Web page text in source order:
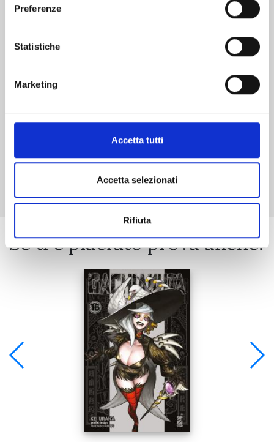
Preferenze
Statistiche
Marketing
Accetta tutti
Accetta selezionati
Rifiuta
Mostra tutto
Se ti è piaciuto prova anche: